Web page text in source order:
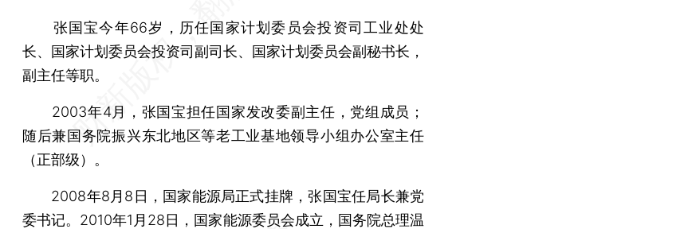
张国宝今年66岁，历任国家计划委员会投资司工业处处
长、国家计划委员会投资司副司长、国家计划委员会副秘书长，
副主任等职。
2003年4月，张国宝担任国家发改委副主任，党组成员；
随后兼国务院振兴东北地区等老工业基地领导小组办公室主任
（正部级）。
2008年8月8日，国家能源局正式挂牌，张国宝任局长兼党
委书记。2010年1月28日，国家能源委员会成立，国务院总理温